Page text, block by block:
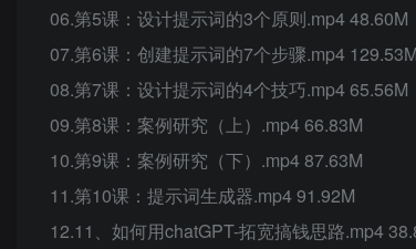
06.第5课：设计提示词的3个原则.mp4 48.60M
07.第6课：创建提示词的7个步骤.mp4 129.53M
08.第7课：设计提示词的4个技巧.mp4 65.56M
09.第8课：案例研究（上）.mp4 66.83M
10.第9课：案例研究（下）.mp4 87.63M
11.第10课：提示词生成器.mp4 91.92M
12.11、如何用chatGPT-拓宽搞钱思路.mp4